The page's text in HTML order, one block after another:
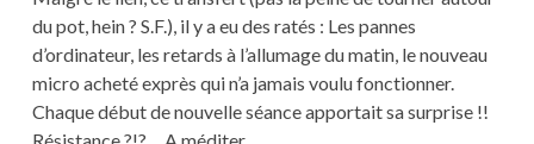
du pot, hein ? S.F.), il y a eu des ratés : Les pannes
d’ordinateur, les retards à l’allumage du matin, le nouveau
micro acheté exprès qui n’a jamais voulu fonctionner.
Chaque début de nouvelle séance apportait sa surprise !!